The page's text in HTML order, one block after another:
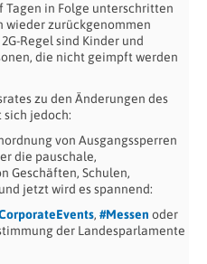
Tagen in Folge unterschritten
wieder zurückgenommen
Regel sind Kinder und
die nicht geimpft werden
zu den Änderungen des
jedoch:
von Ausgangssperren
die pauschale,
Geschäften, Schulen,
jetzt wird es spannend:
, #Messen oder
der Landesparlamente